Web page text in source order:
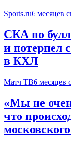
Sports.ru6 месяцев
СКА по
и потерпел
в КХЛ
Матч ТВ6 месяцев
«Мы не
что